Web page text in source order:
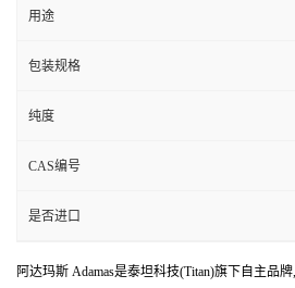
用途
包装规格
纯度
CAS编号
是否进口
阿达玛斯 Adamas是泰坦科技(Titan)旗下自主品